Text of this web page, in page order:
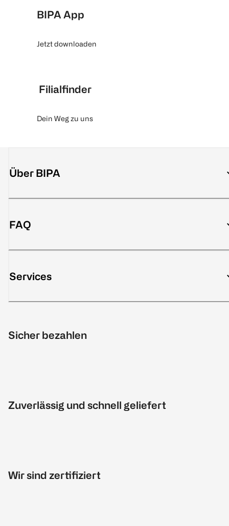
BIPA App
Jetzt downloaden
Filialfinder
Dein Weg zu uns
Über BIPA
FAQ
Services
Sicher bezahlen
Zuverlässig und schnell geliefert
Wir sind zertifiziert